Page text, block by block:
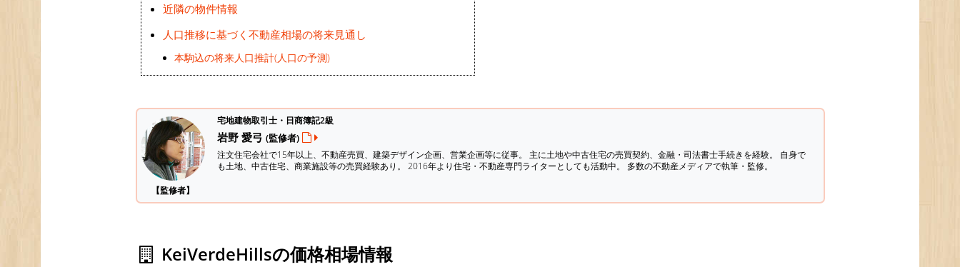
近隣の物件情報
人口推移に基づく不動産相場の将来見通し
本駒込の将来人口推計(人口の予測)
【監修者】
宅地建物取引士・日商簿記2級
岩野 愛弓 (監修者)
注文住宅会社で15年以上、不動産売買、建築デザイン企画、営業企画等に従事。 主に土地や中古住宅の売買契約、金融・司法書士手続きを経験。 自身で
も土地、中古住宅、商業施設等の売買経験あり。 2016年より住宅・不動産専門ライターとしても活動中。 多数の不動産メディアで執筆・監修。
KeiVerdeHillsの価格相場情報